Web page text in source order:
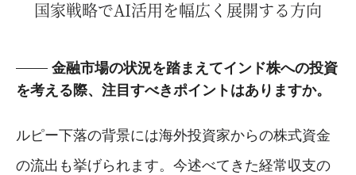
国家戦略でAI活用を幅広く展開する方向
金融市場の状況を踏まえてインド株への投資
を考える際、注目すべきポイントはありますか。
ルピー下落の背景には海外投資家からの株式資金
の流出も挙げられます。今述べてきた経常収支の